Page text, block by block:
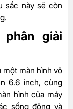
sắc này sẽ còn
phân giải
một màn hình vô
6.6 inch, cùng
hình của máy
sống động và